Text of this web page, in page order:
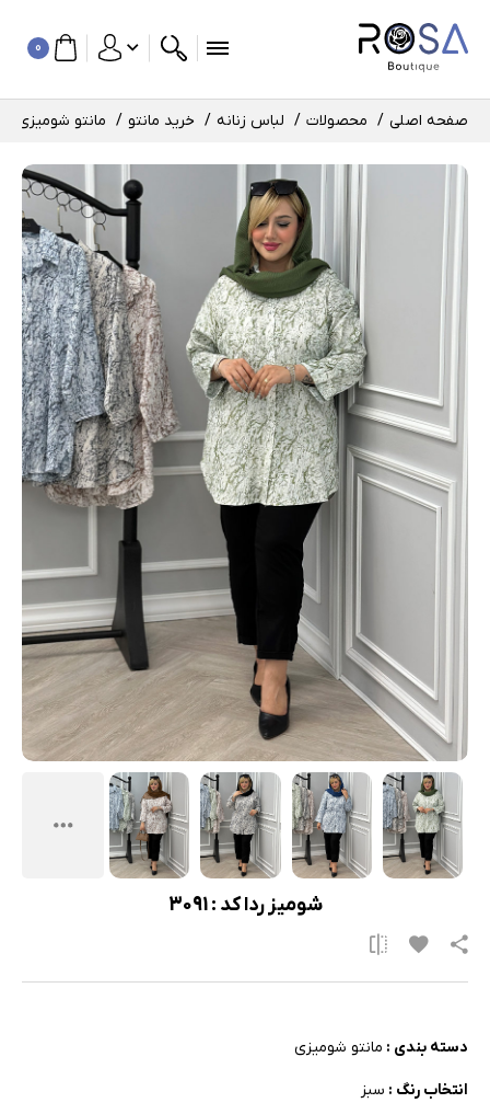
0
صفحه اصلی محصولات لباس زنانه خرید مانتو مانتو شومیزی
شومیز ردا کد : 3091
دسته بندی : مانتو شومیزی
انتخاب رنگ : سبز